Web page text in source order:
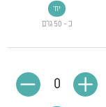
כ - 50 גרם
יח'
0